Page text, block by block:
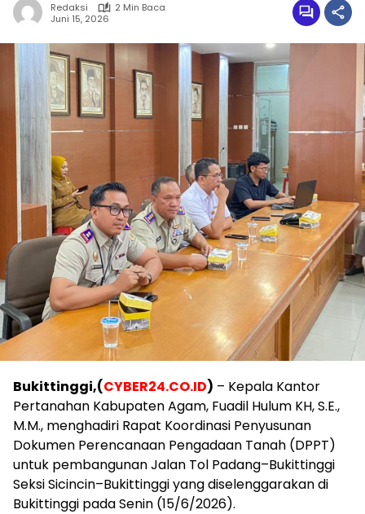
Redaksi
2 Min Baca
Juni 15, 2026
Bukittinggi,(CYBER24.CO.ID) – Kepala Kantor
Pertanahan Kabupaten Agam, Fuadil Hulum KH, S.E.,
M.M., menghadiri Rapat Koordinasi Penyusunan
Dokumen Perencanaan Pengadaan Tanah (DPPT)
untuk pembangunan Jalan Tol Padang–Bukittinggi
Seksi Sicincin–Bukittinggi yang diselenggarakan di
Bukittinggi pada Senin (15/6/2026).